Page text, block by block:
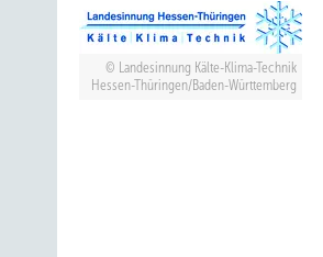
Landesinnung Kälte-Klima-Technik
Hessen-Thüringen/Baden-Württemberg